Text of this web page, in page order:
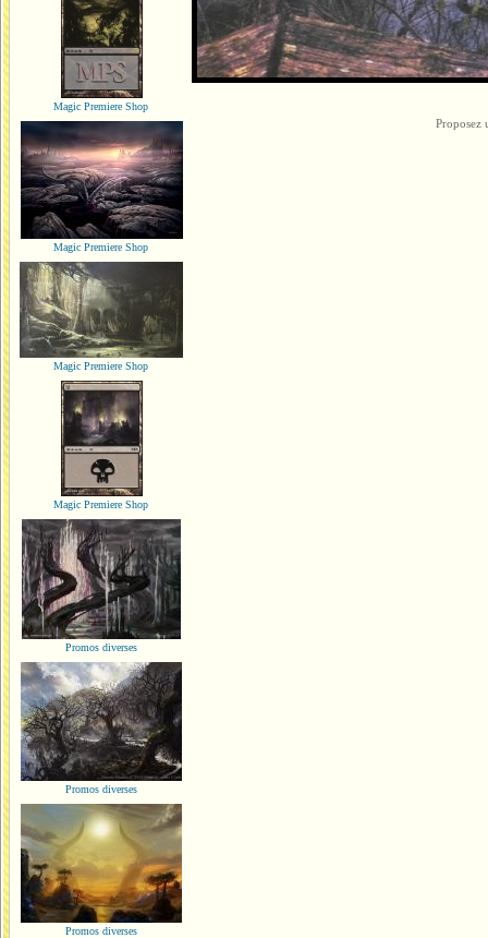
Magic Premiere Shop
Magic Premiere Shop
Magic Premiere Shop
Magic Premiere Shop
Promos diverses
Promos diverses
Promos diverses
Proposez